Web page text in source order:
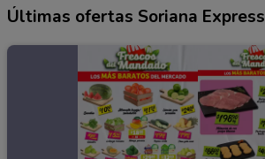
Últimas ofertas Soriana Express